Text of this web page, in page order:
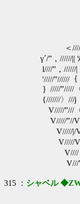
〉ヽ_
,' ヾ
i ,l ヽ
_＜| ',｀
＜////＼｀
γ´/”，
l////”，//////|
'/////
｝/////
{///////〉///j
V/////”///
V/////”//V
V/////|/V
V/////V＼
V////ｆ///
V///V///
315 ： シャベル
-